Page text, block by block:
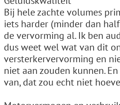
Bij hele zachte volumes
iets harder (minder dan
de vervorming al. Ik ben
dus weet wel wat van dit
versterkervervorming en
niet aan zouden kunnen.
van, dat zou echt niet